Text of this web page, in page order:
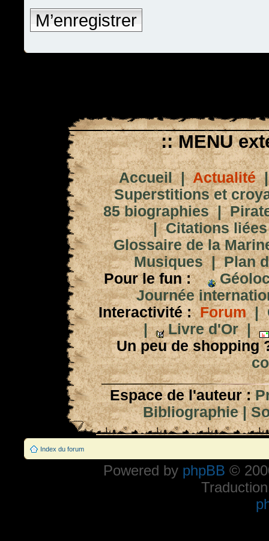
M’enregistrer
:: MENU
Accueil|Actualité
Superstitions et
85 biographies|
|Citations
Glossaire de la
Musiques|Plan
Pour le fun :
Journée
Interactivité : Forum|
|
Livre d'Or|
Un peu de shopping
Espace de l'auteur :
Bibliographie|
Index du forum
Powered by phpBB ©